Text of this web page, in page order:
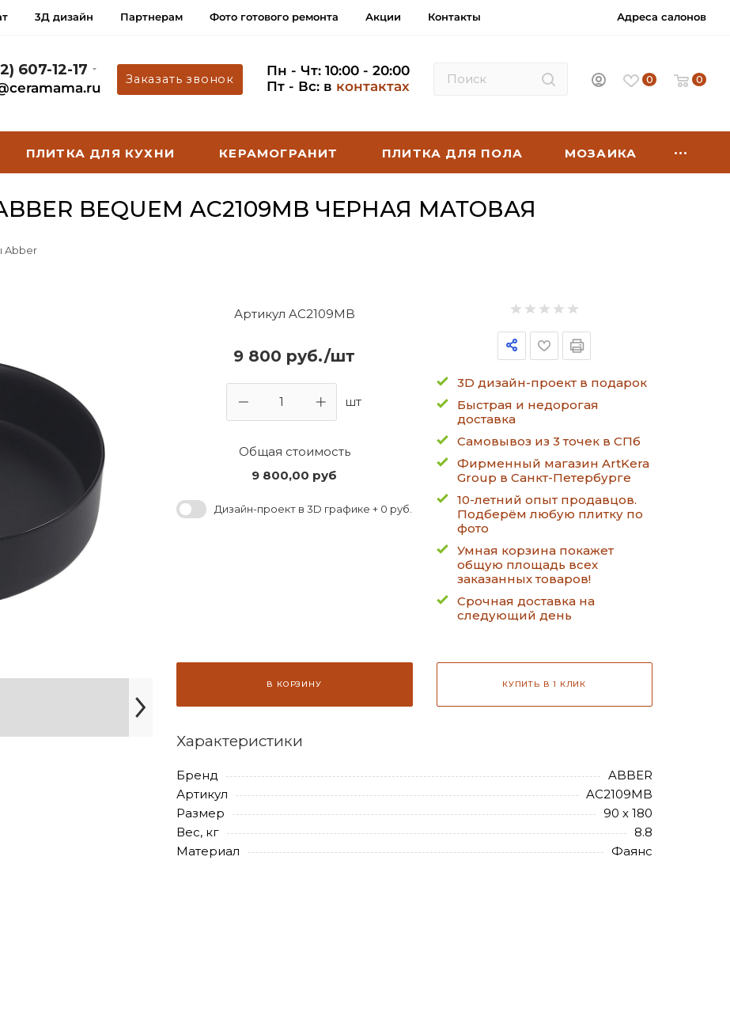
3Д дизайн Партнерам Фото готового ремонта Акции Контакты Адреса салонов
607-12-17
Заказать звонок
Пн - Чт: 10:00 - 20:00
Пт - Вс: в контактах 0 0
ПЛИТКА ДЛЯ КУХНИ КЕРАМОГРАНИТ ПЛИТКА ДЛЯ ПОЛА МОЗАИКА
BEQUEM AC2109MB ЧЕРНАЯ МАТОВАЯ
Abber
Артикул AC2109MB
9 800 руб./шт
шт
Общая стоимость
9 800,00 руб
Дизайн-проект в 3D графике + 0 руб.
3D дизайн-проект в подарок
Быстрая и недорогая
доставка
Самовывоз из 3 точек в СПб
Фирменный магазин ArtKera
Group в Санкт-Петербурге
10-летний опыт продавцов.
Подберём любую плитку по
фото
Умная корзина покажет
общую площадь всех
заказанных товаров!
Срочная доставка на
следующий день
В КОРЗИНУ КУПИТЬ В 1 КЛИК
Характеристики
Бренд
ABBER
Артикул
AC2109MB
Размер
90 х 180
Вес, кг
8.8
Материал
Фаянс